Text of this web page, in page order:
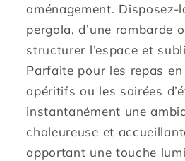
aménagement. Disposez-
pergola, d’une rambarde
structurer l’espace et
Parfaite pour les repas
apéritifs ou les soirées
instantanément une
chaleureuse et
apportant une touche